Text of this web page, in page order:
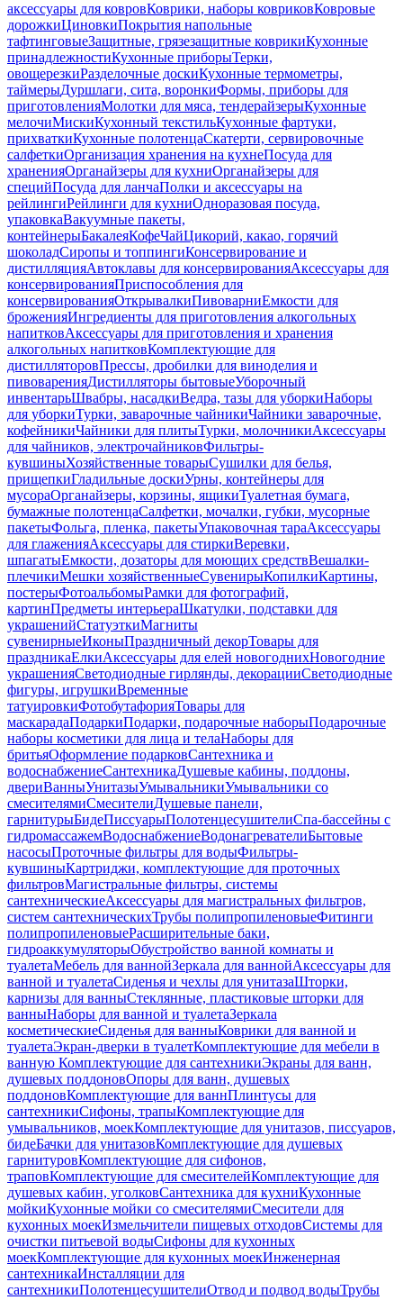
аксессуары для ковровКоврики, наборы ковриковКовровые
дорожкиЦиновкиПокрытия напольные
тафтинговыеЗащитные, грязезащитные коврикиКухонные
принадлежностиКухонные приборыТерки,
овощерезкиРазделочные доскиКухонные термометры,
таймерыДуршлаги, сита, воронкиФормы, приборы для
приготовленияМолотки для мяса, тендерайзерыКухонные
мелочиМискиКухонный текстильКухонные фартуки,
прихваткиКухонные полотенцаСкатерти, сервировочные
салфеткиОрганизация хранения на кухнеПосуда для
храненияОрганайзеры для кухниОрганайзеры для
специйПосуда для ланчаПолки и аксессуары на
рейлингиРейлинги для кухниОдноразовая посуда,
упаковкаВакуумные пакеты,
контейнерыБакалеяКофеЧайЦикорий, какао, горячий
шоколадСиропы и топпингиКонсервирование и
дистилляцияАвтоклавы для консервированияАксессуары для
консервированияПриспособления для
консервированияОткрывалкиПивоварниЕмкости для
броженияИнгредиенты для приготовления алкогольных
напитковАксессуары для приготовления и хранения
алкогольных напитковКомплектующие для
дистилляторовПрессы, дробилки для виноделия и
пивоваренияДистилляторы бытовыеУборочный
инвентарьШвабры, насадкиВедра, тазы для уборкиНаборы
для уборкиТурки, заварочные чайникиЧайники заварочные,
кофейникиЧайники для плитыТурки, молочникиАксессуары
для чайников, электрочайниковФильтры-
кувшиныХозяйственные товарыСушилки для белья,
прищепкиГладильные доскиУрны, контейнеры для
мусораОрганайзеры, корзины, ящикиТуалетная бумага,
бумажные полотенцаСалфетки, мочалки, губки, мусорные
пакетыФольга, пленка, пакетыУпаковочная тараАксессуары
для глаженияАксессуары для стиркиВеревки,
шпагатыЕмкости, дозаторы для моющих средствВешалки-
плечикиМешки хозяйственныеСувенирыКопилкиКартины,
постерыФотоальбомыРамки для фотографий,
картинПредметы интерьераШкатулки, подставки для
украшенийСтатуэткиМагниты
сувенирныеИконыПраздничный декорТовары для
праздникаЕлкиАксессуары для елей новогоднихНовогодние
украшенияСветодиодные гирлянды, декорацииСветодиодные
фигуры, игрушкиВременные
татуировкиФотобутафорияТовары для
маскарадаПодаркиПодарки, подарочные наборыПодарочные
наборы косметики для лица и телаНаборы для
бритьяОформление подарковСантехника и
водоснабжениеСантехникаДушевые кабины, поддоны,
двериВанныУнитазыУмывальникиУмывальники со
смесителямиСмесителиДушевые панели,
гарнитурыБидеПиссуарыПолотенцесушителиСпа-бассейны с
гидромассажемВодоснабжениеВодонагревателиБытовые
насосыПроточные фильтры для водыФильтры-
кувшиныКартриджи, комплектующие для проточных
фильтровМагистральные фильтры, системы
сантехническиеАксессуары для магистральных фильтров,
систем сантехническихТрубы полипропиленовыеФитинги
полипропиленовыеРасширительные баки,
гидроаккумуляторыОбустройство ванной комнаты и
туалетаМебель для ваннойЗеркала для ваннойАксессуары для
ванной и туалетаСиденья и чехлы для унитазаШторки,
карнизы для ванныСтеклянные, пластиковые шторки для
ванныНаборы для ванной и туалетаЗеркала
косметическиеСиденья для ванныКоврики для ванной и
туалетаЭкран-дверки в туалетКомплектующие для мебели в
ванную Комплектующие для сантехникиЭкраны для ванн,
душевых поддоновОпоры для ванн, душевых
поддоновКомплектующие для ваннПлинтусы для
сантехникиСифоны, трапыКомплектующие для
умывальников, моекКомплектующие для унитазов, писсуаров,
бидеБачки для унитазовКомплектующие для душевых
гарнитуровКомплектующие для сифонов,
траповКомплектующие для смесителейКомплектующие для
душевых кабин, уголковСантехника для кухниКухонные
мойкиКухонные мойки со смесителямиСмесители для
кухонных моекИзмельчители пищевых отходовСистемы для
очистки питьевой водыСифоны для кухонных
моекКомплектующие для кухонных моекИнженерная
сантехникаИнсталляции для
сантехникиПолотенцесушителиОтвод и подвод водыТрубы